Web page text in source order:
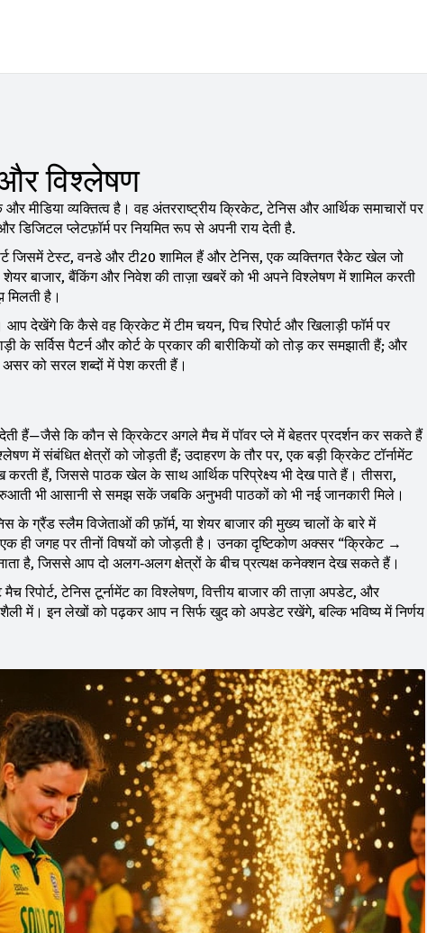
विश्लेषण
मीडिया व्यक्तित्व है।वह अंतरराष्ट्रीय क्रिकेट, टेनिस और आर्थिक समाचारों पर
डिजिटल प्लेटफ़ॉर्म पर नियमित रूप से अपनी राय देती है.
जिसमें टेस्ट, वनडे और टी20 शामिल हैं औरटेनिस,एक व्यक्तिगत रैकेट खेल जो
शेयर बाजार, बैंकिंग और निवेश की ताज़ा खबरेंको भी अपने विश्लेषण में शामिल करती
है।
देखेंगे कि कैसे वह क्रिकेट में टीम चयन, पिच रिपोर्ट और खिलाड़ी फॉर्म पर
के सर्विस पैटर्न और कोर्ट के प्रकार की बारीकियों को तोड़ कर समझाती हैं; और
असर को सरल शब्दों में पेश करती हैं।
देती हैं—जैसे कि कौन से क्रिकेटर अगले मैच में पॉवर प्ले में बेहतर प्रदर्शन कर सकते हैं
में संबंधित क्षेत्रों को जोड़ती हैं; उदाहरण के तौर पर, एक बड़ी क्रिकेट टॉर्नामेंट
करती हैं, जिससे पाठक खेल के साथ आर्थिक परिप्रेक्ष्य भी देख पाते हैं। तीसरा,
भी आसानी से समझ सकें जबकि अनुभवी पाठकों को भी नई जानकारी मिले।
के ग्रैंड स्लैम विजेताओं की फ़ॉर्म, या शेयर बाजार की मुख्य चालों के बारे में
ही जगह पर तीनों विषयों को जोड़ती है। उनका दृष्टिकोण अक्सर “क्रिकेट →
है, जिससे आप दो अलग‑अलग क्षेत्रों के बीच प्रत्यक्ष कनेक्शन देख सकते हैं।
टेनिस टूर्नामेंट का विश्लेषण, वित्तीय बाजार की ताज़ा अपडेट, और
में। इन लेखों को पढ़कर आप न सिर्फ खुद को अपडेट रखेंगे, बल्कि भविष्य में निर्णय